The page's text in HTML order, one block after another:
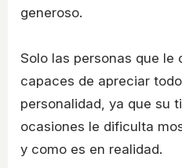
generoso.
Solo las personas que le
capaces de apreciar
personalidad, ya que su
ocasiones le dificulta
y como es en realidad.